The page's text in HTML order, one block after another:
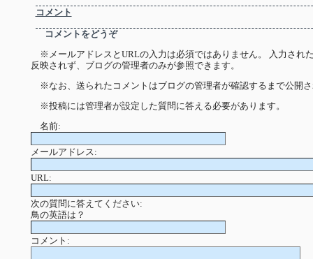
コメント
コメントをどうぞ
※メールアドレスとURLの入力は必須ではありません。 入力され
反映されず、ブログの管理者のみが参照できます。
※なお、送られたコメントはブログの管理者が確認するまで公開
※投稿には管理者が設定した質問に答える必要があります。
名前:
メールアドレス:
URL:
次の質問に答えてください:
鳥の英語は？
コメント: